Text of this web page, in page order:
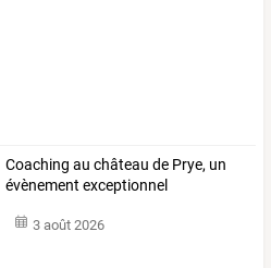
Coaching au château de Prye, un
évènement exceptionnel
3 août 2026